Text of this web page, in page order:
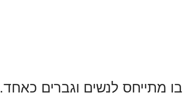
מתייחס לנשים וגברים כאחד.